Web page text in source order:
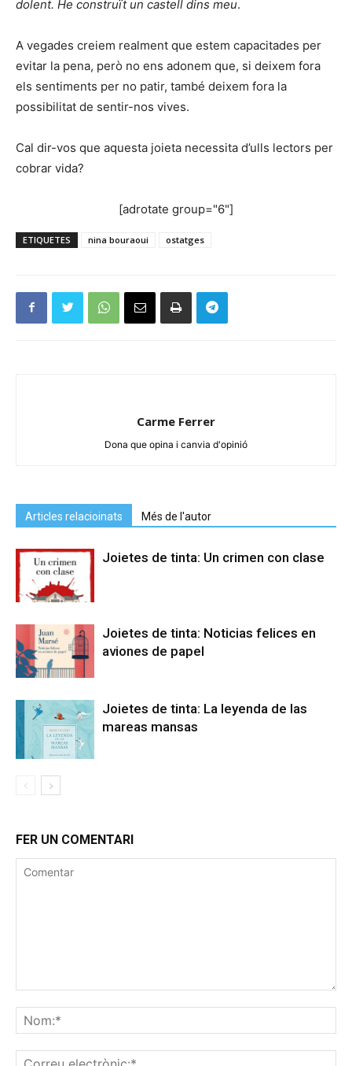
dolent. He construït un castell dins meu.
A vegades creiem realment que estem capacitades per
evitar la pena, però no ens adonem que, si deixem fora
els sentiments per no patir, també deixem fora la
possibilitat de sentir-nos vives.
Cal dir-vos que aquesta joieta necessita d’ulls lectors per
cobrar vida?
[adrotate group="6"]
ETIQUETES nina bouraoui ostatges
Carme Ferrer
Dona que opina i canvia d'opinió
Articles relacioinats Més de l'autor
Joietes de tinta: Un crimen con clase
Joietes de tinta: Noticias felices en
aviones de papel
Joietes de tinta: La leyenda de las
mareas mansas
FER UN COMENTARI